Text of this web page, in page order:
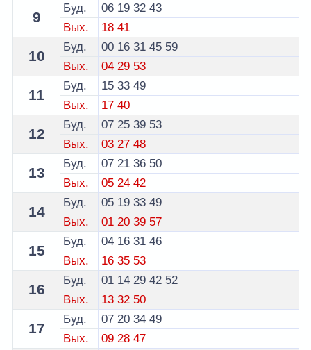
9
Буд. 06 19 32 43
Вых.
18 41
10
Буд. 00 16 31 45 59
Вых.
04 29 53
11
Буд. 15 33 49
Вых.
17 40
12
Буд. 07 25 39 53
Вых.
03 27 48
13
Буд. 07 21 36 50
Вых.
05 24 42
14
Буд. 05 19 33 49
Вых.
01 20 39 57
15
Буд. 04 16 31 46
Вых.
16 35 53
16
Буд. 01 14 29 42 52
Вых.
13 32 50
17
Буд. 07 20 34 49
Вых.
09 28 47